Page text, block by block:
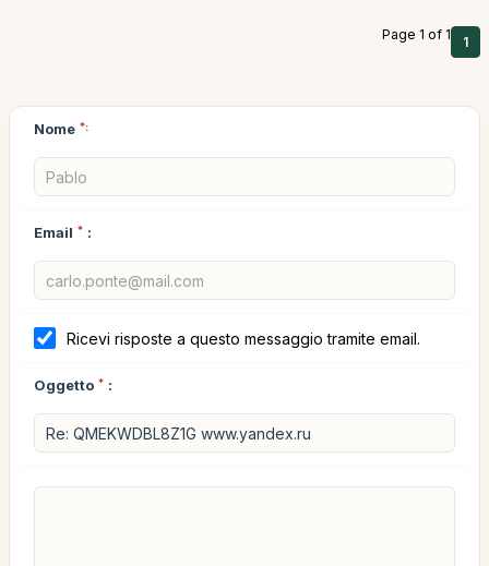
Page 1 of 1 1
Nome *:
Email * :
Ricevi risposte a questo messaggio tramite email.
Oggetto * :